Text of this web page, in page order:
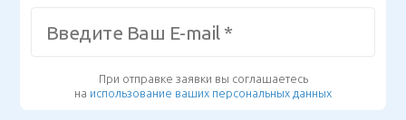
При отправке заявки вы соглашаетесь
на использование ваших персональных данных